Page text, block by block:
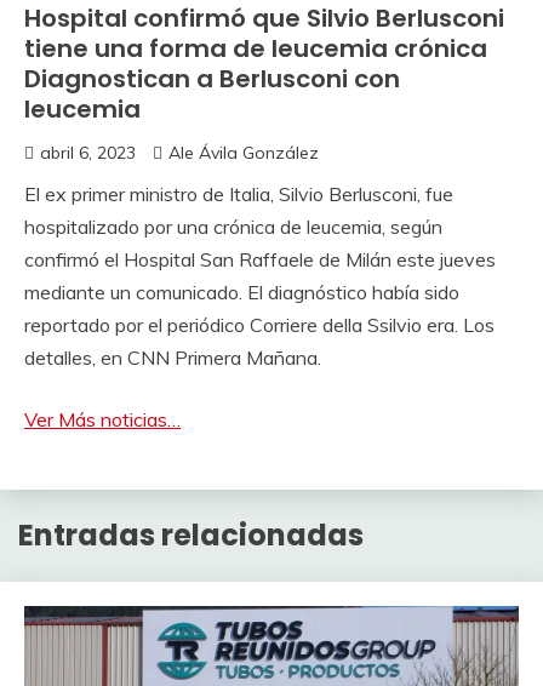
Hospital confirmó que Silvio Berlusconi
tiene una forma de leucemia crónica
Diagnostican a Berlusconi con
leucemia
abril 6, 2023 Ale Ávila González
El ex primer ministro de Italia, Silvio Berlusconi, fue
hospitalizado por una crónica de leucemia, según
confirmó el Hospital San Raffaele de Milán este jueves
mediante un comunicado. El diagnóstico había sido
reportado por el periódico Corriere della Ssilvio era. Los
detalles, en CNN Primera Mañana.
Ver Más noticias…
Entradas relacionadas